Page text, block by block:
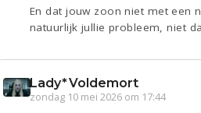
En dat jouw zoon niet met een
natuurlijk jullie probleem, niet
Lady*Voldemort
zondag 10 mei 2026 om 17:44